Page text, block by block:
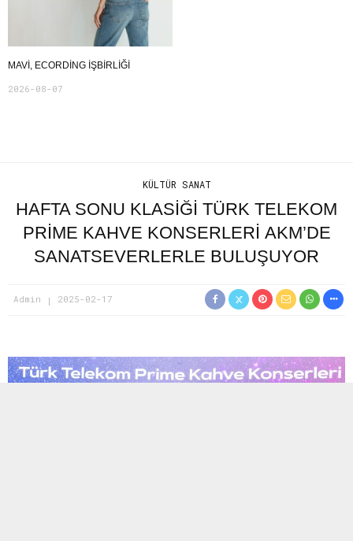
MAVI, ECORDING IŞBIRLIĞI
2026-08-07
KÜLTÜR SANAT
HAFTA SONU KLASIĞI TÜRK TELEKOM
PRIME KAHVE KONSERLERI AKM’DE
SANATSEVERLERLE BULUŞUYOR
Admin 2025-02-17